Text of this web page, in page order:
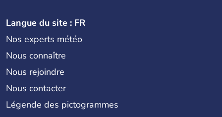
Langue du site : FR
Nos experts météo
Nous connaître
Nous rejoindre
Nous contacter
Légende des pictogrammes